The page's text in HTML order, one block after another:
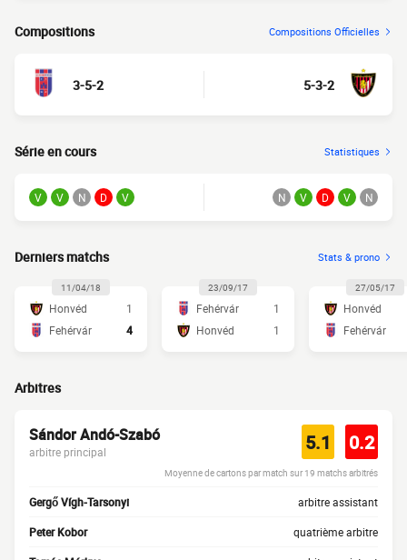
Compositions Compositions Officielles
3-5-2 5-3-2
Série en cours Statistiques
V V N D V N V D V N
Derniers matchs Stats & prono
11/04/18
Honvéd
1
Fehérvár
4
23/09/17
Fehérvár
1
Honvéd
1
27/05/17
Honvéd
Fehérvár
Arbitres
Sándor Andó-Szabó
arbitre principal 5.1 0.2
Moyenne de cartons par match sur 19 matchs arbitrés
Gergő Vígh-Tarsonyi arbitre assistant
Peter Kobor quatrième arbitre